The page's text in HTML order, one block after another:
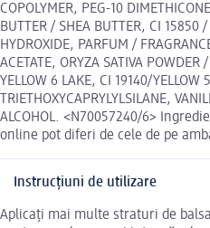
COPOLYMER, PEG-10
BUTTER / SHEA BUTTER, CI 15850
HYDROXIDE, PARFUM /
ACETATE, ORYZA SATIVA
YELLOW 6 LAKE, CI 19140/YELLOW
TRIETHOXYCAPRYLYLSILANE,
ALCOHOL. <N70057240/6>
online pot diferi de cele de pe
Instrucțiuni de utilizare
Aplicați mai multe straturi de